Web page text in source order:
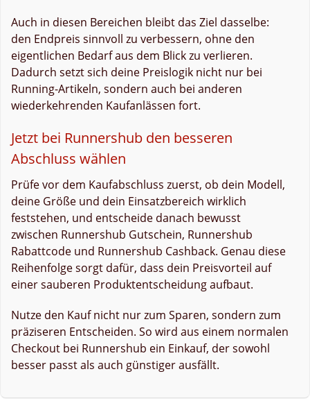
Auch in diesen Bereichen bleibt das Ziel dasselbe:
den Endpreis sinnvoll zu verbessern, ohne den
eigentlichen Bedarf aus dem Blick zu verlieren.
Dadurch setzt sich deine Preislogik nicht nur bei
Running-Artikeln, sondern auch bei anderen
wiederkehrenden Kaufanlässen fort.
Jetzt bei Runnershub den besseren
Abschluss wählen
Prüfe vor dem Kaufabschluss zuerst, ob dein Modell,
deine Größe und dein Einsatzbereich wirklich
feststehen, und entscheide danach bewusst
zwischen Runnershub Gutschein, Runnershub
Rabattcode und Runnershub Cashback. Genau diese
Reihenfolge sorgt dafür, dass dein Preisvorteil auf
einer sauberen Produktentscheidung aufbaut.
Nutze den Kauf nicht nur zum Sparen, sondern zum
präziseren Entscheiden. So wird aus einem normalen
Checkout bei Runnershub ein Einkauf, der sowohl
besser passt als auch günstiger ausfällt.